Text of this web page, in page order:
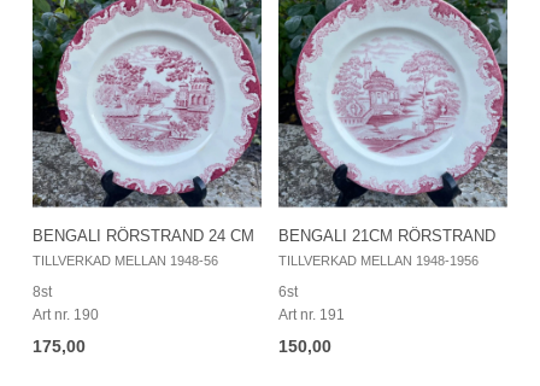
BENGALI RÖRSTRAND 24 CM
TILLVERKAD MELLAN 1948-56
8st
Art nr. 190
175,00
BENGALI 21CM RÖRSTRAND
TILLVERKAD MELLAN 1948-1956
6st
Art nr. 191
150,00